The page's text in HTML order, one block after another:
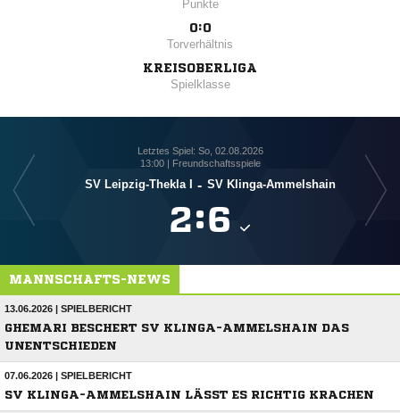
Punkte
0:0
Torverhältnis
KREISOBERLIGA
Spielklasse
Letztes Spiel: So, 02.08.2026
13:00 | Freundschaftsspiele
SV Leipzig-Thekla I - SV Klinga-Ammelshain
:
MANNSCHAFTS-NEWS
13.06.2026 | SPIELBERICHT
GHEMARI BESCHERT SV KLINGA-AMMELSHAIN DAS
UNENTSCHIEDEN
07.06.2026 | SPIELBERICHT
SV KLINGA-AMMELSHAIN LÄSST ES RICHTIG KRACHEN